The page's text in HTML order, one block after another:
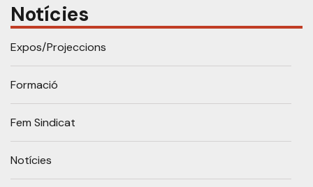
Notícies
Expos/Projeccions
Formació
Fem Sindicat
Notícies